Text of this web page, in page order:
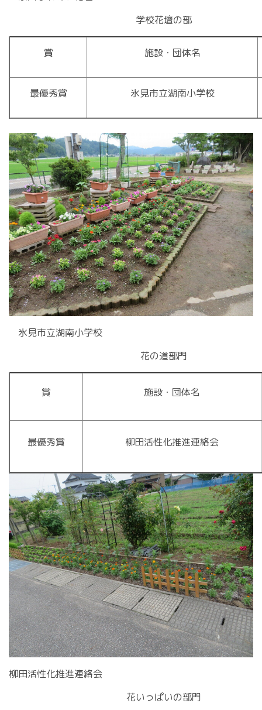
学校花壇の部
賞 施設・団体名
最優秀賞 氷見市立湖南小学校
氷見市立湖南小学校
花の道部門
賞 施設・団体名
最優秀賞 柳田活性化推進連絡会
柳田活性化推進連絡会
花いっぱいの部門